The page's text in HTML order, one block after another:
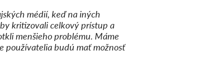
médií, keď na iných
kritizovali celkový prístup a
menšieho problému. Máme
používatelia budú mať možnosť